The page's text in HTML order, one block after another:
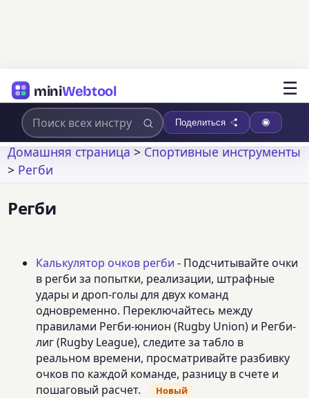
miniWebtool ☰
Поделиться
Домашняя страница>Спортивные инструменты
> Регби
Регби
Калькулятор очков регби - Подсчитывайте очки
в регби за попытки, реализации, штрафные
удары и дроп-голы для двух команд
одновременно. Переключайтесь между
правилами Регби-юнион (Rugby Union) и Регби-
лиг (Rugby League), следите за табло в
реальном времени, просматривайте разбивку
очков по каждой команде, разницу в счете и
пошаговый расчет.
Новый